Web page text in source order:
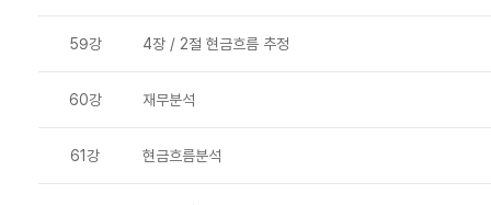
59강 4장 / 2절 현금흐름 추정
60강 재무분석
61강 현금흐름분석